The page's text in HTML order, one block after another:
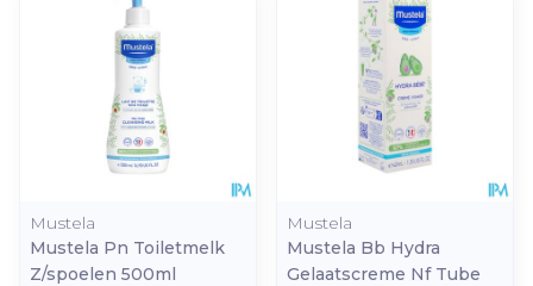
Mustela
Mustela Pn Toiletmelk
Z/spoelen 500ml
Mustela
Mustela Bb Hydra
Gelaatscreme Nf Tube